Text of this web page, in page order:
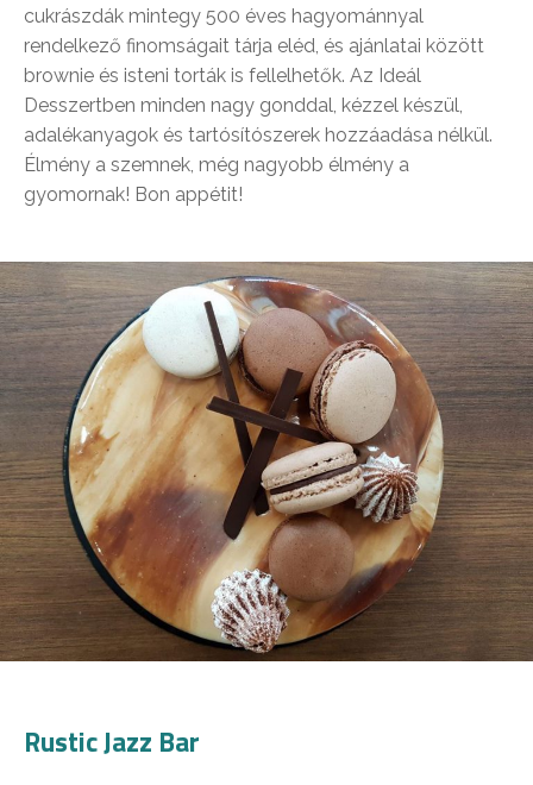
cukrászdák mintegy 500 éves hagyománnyal
rendelkező finomságait tárja eléd, és ajánlatai között
brownie és isteni torták is fellelhetők. Az Ideál
Desszertben minden nagy gonddal, kézzel készül,
adalékanyagok és tartósítószerek hozzáadása nélkül.
Élmény a szemnek, még nagyobb élmény a
gyomornak! Bon appétit!
Rustic Jazz Bar